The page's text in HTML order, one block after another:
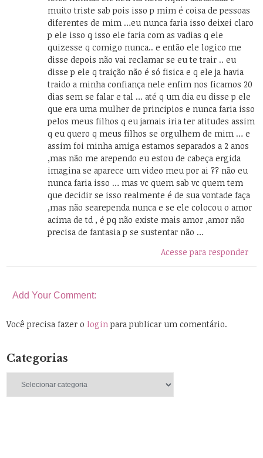
muito triste sab pois isso p mim é coisa de pessoas
diferentes de mim …eu nunca faria isso deixei claro
p ele isso q isso ele faria com as vadias q ele
quizesse q comigo nunca.. e então ele logico me
disse depois não vai reclamar se eu te trair .. eu
disse p ele q traição não é só fisica e q ele ja havia
traido a minha confiança nele enfim nos ficamos 20
dias sem se falar e tal … até q um dia eu disse p ele
que era uma mulher de principios e nunca faria isso
pelos meus filhos q eu jamais iria ter atitudes assim
q eu quero q meus filhos se orgulhem de mim … e
assim foi minha amiga estamos separados a 2 anos
,mas não me arependo eu estou de cabeça ergida
imagina se aparece um video meu por ai ?? não eu
nunca faria isso … mas vc quem sab vc quem tem
que decidir se isso realmente é de sua vontade faça
,mas não searependa nunca e se ele colocou o amor
acima de td , é pq não existe mais amor ,amor não
precisa de fantasia p se sustentar não …
Acesse para responder
Add Your Comment:
Você precisa fazer ologin para publicar um comentário.
Categorias